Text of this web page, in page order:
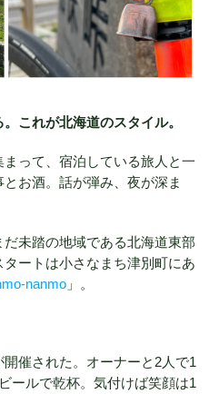
これが北海道のスタイル。
って、宿泊している旅人と一
お酒。話が弾み、夜が深ま
未踏の地域である北海道東部
タートは小さなまち津別町にあ
nanmo 」。
催された。オーナーと2人で1
ールで乾杯。気付けば笑顔は1